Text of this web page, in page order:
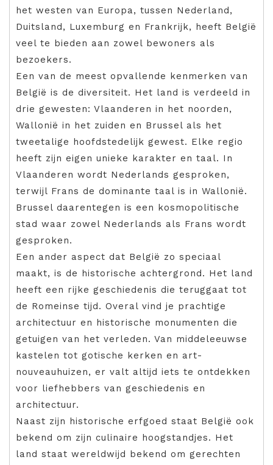
het westen van Europa, tussen Nederland,
Duitsland, Luxemburg en Frankrijk, heeft België
veel te bieden aan zowel bewoners als
bezoekers.
Een van de meest opvallende kenmerken van
België is de diversiteit. Het land is verdeeld in
drie gewesten: Vlaanderen in het noorden,
Wallonië in het zuiden en Brussel als het
tweetalige hoofdstedelijk gewest. Elke regio
heeft zijn eigen unieke karakter en taal. In
Vlaanderen wordt Nederlands gesproken,
terwijl Frans de dominante taal is in Wallonië.
Brussel daarentegen is een kosmopolitische
stad waar zowel Nederlands als Frans wordt
gesproken.
Een ander aspect dat België zo speciaal
maakt, is de historische achtergrond. Het land
heeft een rijke geschiedenis die teruggaat tot
de Romeinse tijd. Overal vind je prachtige
architectuur en historische monumenten die
getuigen van het verleden. Van middeleeuwse
kastelen tot gotische kerken en art-
nouveauhuizen, er valt altijd iets te ontdekken
voor liefhebbers van geschiedenis en
architectuur.
Naast zijn historische erfgoed staat België ook
bekend om zijn culinaire hoogstandjes. Het
land staat wereldwijd bekend om gerechten